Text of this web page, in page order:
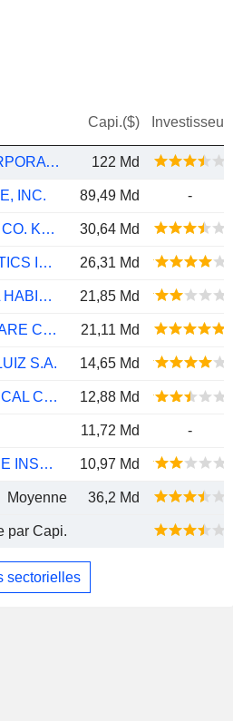
Capi.($) Investisseur
CVS HEALTH CORPORATION 122 Md
INC. 89,49 Md -
FRESENIUS SE & CO. KGAA 30,64 Md
QUEST DIAGNOSTICS INCORPORATED 26,31 Md
DR. SULAIMAN AL HABIB MEDICAL SERVICES GROUP COMPANY 21,85 Md
TENET HEALTHCARE CORPORATION 21,11 Md
S.A. 14,65 Md
FRESENIUS MEDICAL CARE AG 12,88 Md
11,72 Md -
MAX HEALTHCARE INSTITUTE LIMITED 10,97 Md
Moyenne 36,2 Md
par Capi.
sectorielles